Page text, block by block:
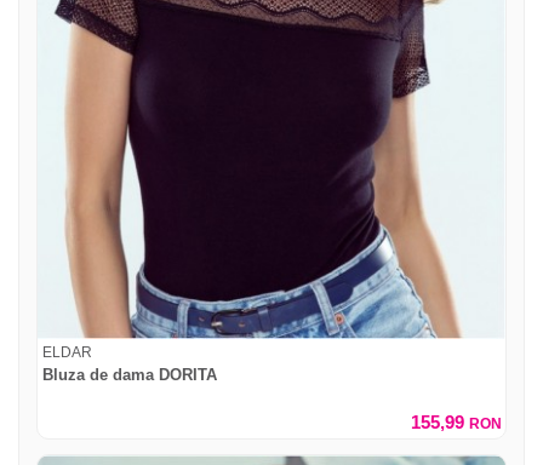
ELDAR
Bluza de dama DORITA
155,99 RON